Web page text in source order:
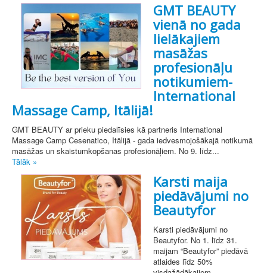
GMT BEAUTY
vienā no gada
lielākajiem
masāžas
profesionāļu
notikumiem-
International
Massage Camp, Itālijā!
GMT BEAUTY ar prieku piedalīsies kā partneris International
Massage Camp Cesenatico, Itālijā - gada iedvesmojošākajā notikumā
masāžas un skaistumkopšanas profesionāļiem. No 9. līdz...
Tālāk »
Karsti maija
piedāvājumi no
Beautyfor
Karsti piedāvājumi no
Beautyfor. No 1. līdz 31.
maijam “Beautyfor” piedāvā
atlaides līdz 50%